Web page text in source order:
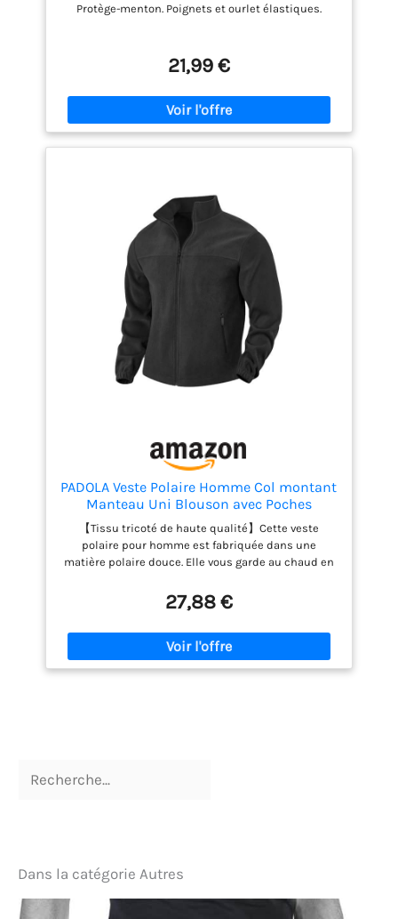
Protège-menton. Poignets et ourlet élastiques.
21,99 €
PADOLA Veste Polaire Homme Col montant
Manteau Uni Blouson avec Poches
Zippées Hiver Pull d'extérieur Chaude
Zippé Pull Veste de Travail mi Saison
Polaires de Randonnée Coupe Vent (0
Noir, M)
【Tissu tricoté de haute qualité】Cette veste
polaire pour homme est fabriquée dans une
matière polaire douce. Elle vous garde au chaud en
équilibre parfait entre chaleur et confort. 【Détails
& Points Forts】Tissu polaire doux et épais / Coupe
décontractée / Fermeture éclair intégrale / Col
montant / Manches longues élastiques / 2 poches
latérales zippées / Coutures parfaites 【Design
un style de vie actif ou pour faire vos courses.
matins frais ou pour compléter votre garde-robe de
loisirs, cette veste vous offre le confort et la
résistance dont vous avez besoin. 【Polyvalent】
27,88 €
Dans la catégorie Autres